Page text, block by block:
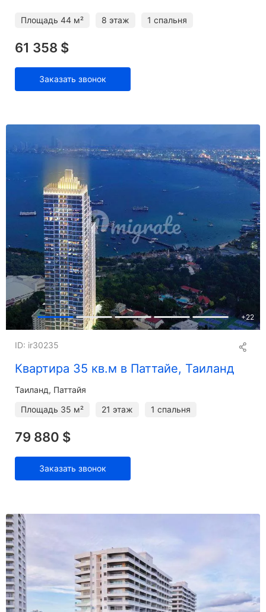
Площадь 44 м² 8 этаж 1 спальня
61 358 $
Заказать звонок
+22
Квартира 35 кв.м в Паттайе, Таиланд
ID: ir30235
Таиланд, Паттайя
Площадь 35 м² 21 этаж 1 спальня
79 880 $
Заказать звонок